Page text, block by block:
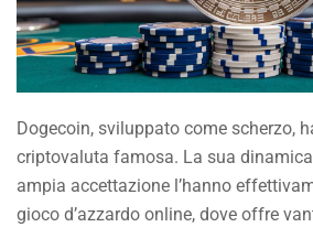
Dogecoin, sviluppato come scherzo,
criptovaluta famosa. La sua
ampia accettazione l’hanno
gioco d’azzardo online, dove offre